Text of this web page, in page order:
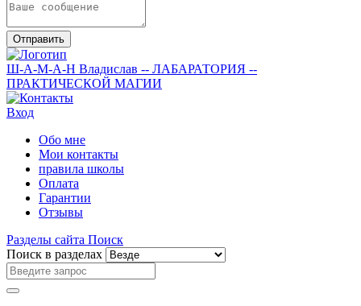
Отправить
Ш-А-М-А-Н Владислав -- ЛАБАРАТОРИЯ --
ПРАКТИЧЕСКОЙ МАГИИ
Вход
Обо мне
Мои контакты
правила школы
Оплата
Гарантии
Отзывы
Разделы сайта Поиск
Поиск в разделах